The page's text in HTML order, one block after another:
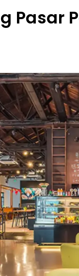
Pasar